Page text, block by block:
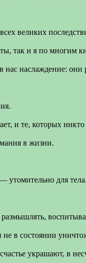
великих
так и я по многим
наслаждение:
и те, которых
в жизни.
утомительно для тела.
в состоянии
украшают, в